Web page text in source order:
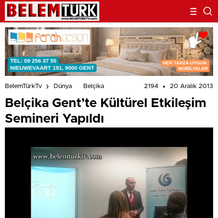
BelemTürkTv Dünya Belçika 2194 20 Aralık 2013
Belçika Gent’te Kültürel Etkileşim
Semineri Yapıldı